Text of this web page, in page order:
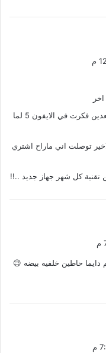
فكرت في جلاكسي نوت 2 وبعدين فكرت في الايفون 5 لما
توصلت اني ماراح اشتري
تقنية كل شهر جهاز جديد ..!!
دايما حاطين خلفيه بيضه 😉